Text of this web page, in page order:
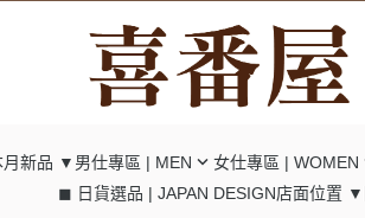
新品 ▼ 男仕專區 | MEN 女仕專區 | WOMEN
◼ 日貨選品 | JAPAN DESIGN店面位置 ▼